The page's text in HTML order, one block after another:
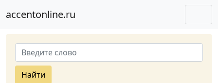
accentonline.ru
Найти